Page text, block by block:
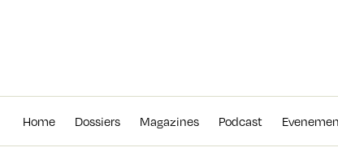
Home Dossiers Magazines Podcast